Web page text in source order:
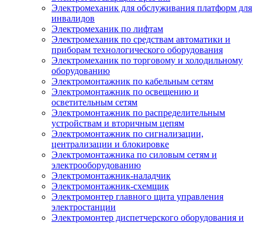
Электромеханик для обслуживания платформ для
инвалидов
Электромеханик по лифтам
Электромеханик по средствам автоматики и
приборам технологического оборудования
Электромеханик по торговому и холодильному
оборудованию
Электромонтажник по кабельным сетям
Электромонтажник по освещению и
осветительным сетям
Электромонтажник по распределительным
устройствам и вторичным цепям
Электромонтажник по сигнализации,
централизации и блокировке
Электромонтажника по силовым сетям и
электрооборудованию
Электромонтажник-наладчик
Электромонтажник-схемщик
Электромонтер главного щита управления
электростанции
Электромонтер диспетчерского оборудования и